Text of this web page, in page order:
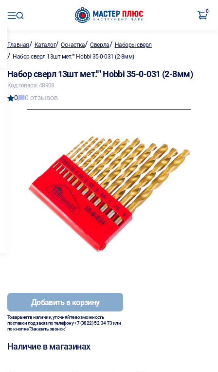
0
Главная/ Каталог/Оснастка/Сверла/ Наборы сверл
/ Набор сверл 13шт мет."" Hobbi 35-0-031 (2-8мм)
Набор сверл 13шт мет."" Hobbi 35-0-031 (2-8мм)
Код товара: 48908
0 0 отзывов
Добавить в корзину
Товара нет в наличии, уточняйте возможность
поставки под заказ по телефону+7 (3822) 52-34-73или
по кнопке "Заказать звонок"
Наличие в магазинах